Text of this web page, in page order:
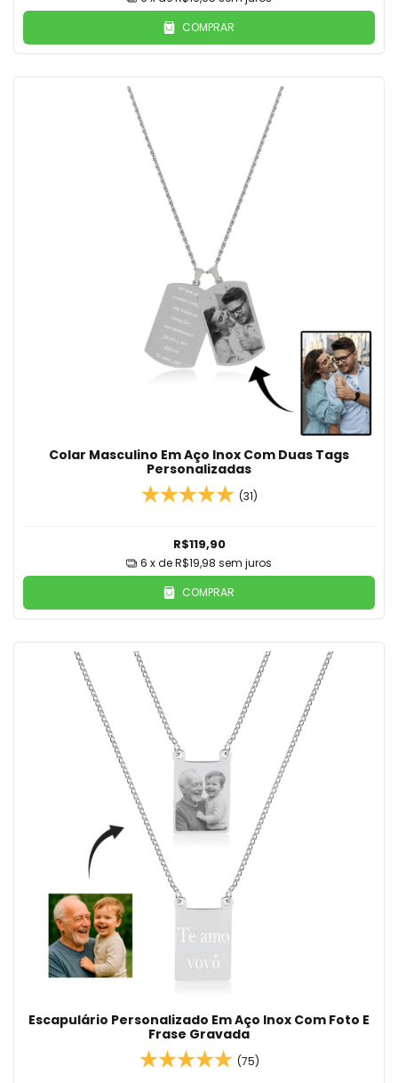
COMPRAR
Colar Masculino Em Aço Inox Com Duas Tags
Personalizadas
(31)
R$119,90
6 x deR$19,98 sem juros
COMPRAR
Escapulário Personalizado Em Aço Inox Com Foto E
Frase Gravada
(75)